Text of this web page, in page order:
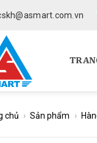
chủ › Sản phẩm ›